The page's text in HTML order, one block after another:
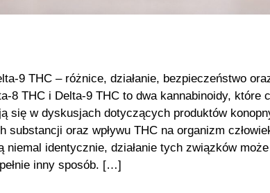
9 THC – różnice, działanie, bezpieczeństwo
8 THC i Delta-9 THC to dwa kannabinoidy, które
się w dyskusjach dotyczących produktów
substancji oraz wpływu THC na organizm
niemal identycznie, działanie tych związków
inny sposób. […]